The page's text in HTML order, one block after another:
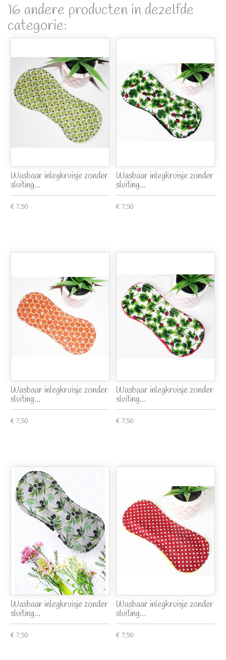
16 andere producten in dezelfde
categorie:
Wasbaar inlegkruisje zonder
sluiting...
€ 7,50
Wasbaar inlegkruisje zonder
sluiting...
€ 7,50
Wasbaar inlegkruisje zonder
sluiting...
€ 7,50
Wasbaar inlegkruisje zonder
sluiting...
€ 7,50
Wasbaar inlegkruisje zonder
sluiting...
€ 7,50
Wasbaar inlegkruisje zonder
sluiting...
€ 7,50